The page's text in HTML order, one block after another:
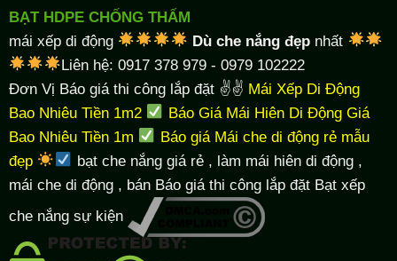
BẠT HDPE CHỐNG THẤM
mái xếp di động Dù che nắng đẹp nhất
Liên hệ: 0917 378 979 - 0979 102222
Đơn Vị Báo giá thi công lắp đặt ✌✌ Mái Xếp Di Động
Bao Nhiêu Tiền 1m2
Báo Giá Mái Hiên Di Động Giá
Bao Nhiêu Tiền 1m
Báo giá Mái che di động rẻ mẫu
đẹp
bạt che nắng giá rẻ, làm mái hiên di động,
mái che di động , bán Báo giá thi công lắp đặt Bạt xếp
che nắng sự kiện